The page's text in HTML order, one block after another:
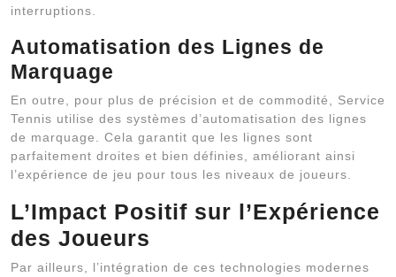
interruptions.
Automatisation des Lignes de
Marquage
En outre, pour plus de précision et de commodité, Service
Tennis utilise des systèmes d’automatisation des lignes
de marquage. Cela garantit que les lignes sont
parfaitement droites et bien définies, améliorant ainsi
l’expérience de jeu pour tous les niveaux de joueurs.
L’Impact Positif sur l’Expérience
des Joueurs
Par ailleurs, l’intégration de ces technologies modernes